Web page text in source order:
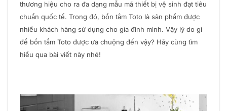
thương hiệu cho ra đa dạng mẫu mã thiết bị vệ sinh đạt tiêu
chuẩn quốc tế. Trong đó, bồn tắm Toto là sản phẩm được
nhiều khách hàng sử dụng cho gia đình mình. Vậy lý do gì
để bồn tắm Toto được ưa chuộng đến vậy? Hãy cùng tìm
hiểu qua bài viết này nhé!